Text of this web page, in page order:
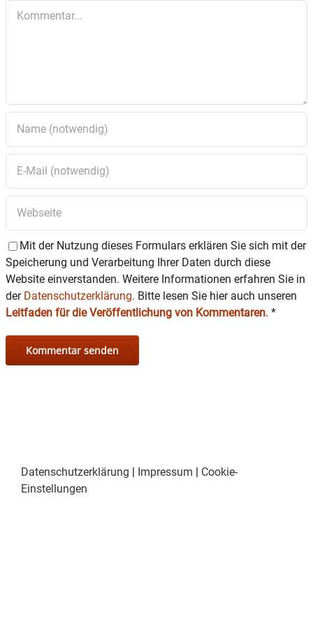
statt.
beeindruckenden Leistungen mitreißen zu
Tickets im Vorverkauf und weitere Infos zur
Zirkuswoche unter
Mit der Nutzung dieses Formulars erklären Sie sich mit der
Speicherung und Verarbeitung Ihrer Daten durch diese
Website einverstanden. Weitere Informationen erfahren Sie in
der Datenschutzerklärung. Bitte lesen Sie hier auch unseren
Leitfaden für die Veröffentlichung von Kommentaren. *
Datenschutzerklärung | Impressum | Cookie-
Einstellungen